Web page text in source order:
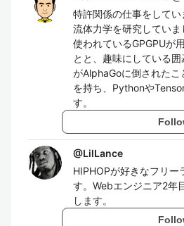
特許関係の仕事をして
流体力学を研究してい
使われているGPGPUが
とと、趣味にしている
がAlphaGoに倒された
を持ち、Pythonや
す。
@LilLance
HIPHOPが好きなフリー
す。Webエンジニア2年
します。